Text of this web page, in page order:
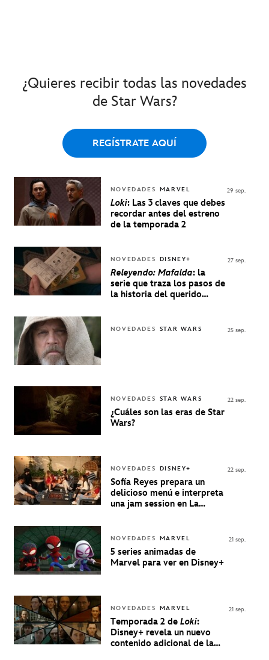
¿Quieres recibir todas las novedades
de Star Wars?
REGÍSTRATE AQUÍ
NOVEDADES MARVEL
Loki: Las 3 claves que debes
recordar antes del estreno
de la temporada 2
29 sep.
NOVEDADES DISNEY+
Releyendo: Mafalda: la
serie que traza los pasos de
la historia del querido
27 sep.
NOVEDADES STAR WARS 25 sep.
NOVEDADES STAR WARS
¿Cuáles son las eras de Star
Wars?
22 sep.
NOVEDADES DISNEY+
Sofía Reyes prepara un
delicioso menú e interpreta
una jam session en La
22 sep.
NOVEDADES MARVEL
5 series animadas de
Marvel para ver en Disney+
21 sep.
NOVEDADES MARVEL
Temporada 2 de Loki:
Disney+ revela un nuevo
contenido adicional de la
21 sep.